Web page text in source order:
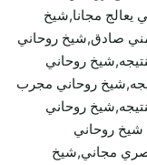
مجانا,شيخ
صادق,شيخ روحاني
روحاني
روحاني مجرب
روحاني
روحاني
مجاني,شيخ